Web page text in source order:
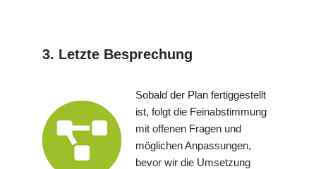
3. Letzte Besprechung
Sobald der Plan fertiggestellt
ist, folgt die Feinabstimmung
mit offenen Fragen und
möglichen Anpassungen,
bevor wir die Umsetzung